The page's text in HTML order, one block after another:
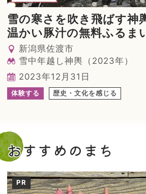
雪の寒さを吹き飛ばす神
温かい豚汁の無料ふるま
新潟県佐渡市
雪中年越し神輿（2023年）
2023年12月31日
体験する 歴史・文化を感じる
おすすめのまち
PR